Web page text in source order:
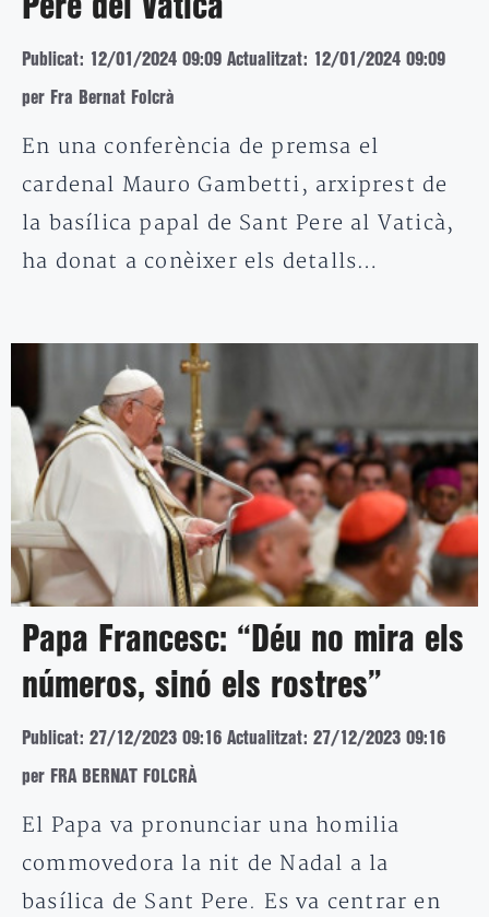
Pere del Vaticà
Publicat: 12/01/2024 09:09 Actualitzat: 12/01/2024 09:09
per Fra Bernat Folcrà
En una conferència de premsa el
cardenal Mauro Gambetti, arxiprest de
la basílica papal de Sant Pere al Vaticà,
ha donat a conèixer els detalls…
Papa Francesc: “Déu no mira els
números, sinó els rostres”
Publicat: 27/12/2023 09:16 Actualitzat: 27/12/2023 09:16
per FRA BERNAT FOLCRÀ
El Papa va pronunciar una homilia
commovedora la nit de Nadal a la
basílica de Sant Pere. Es va centrar en